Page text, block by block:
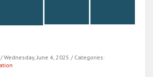
/ Wednesday, June 4, 2025 / Categories: